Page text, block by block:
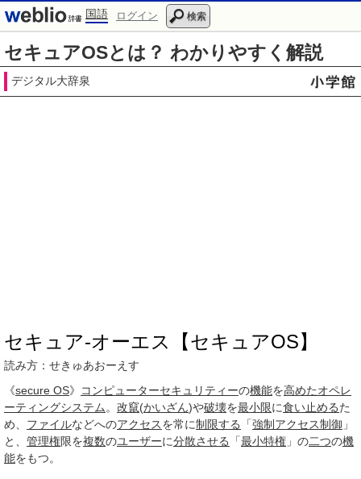
国語 ログイン 検索
セキュアOSとは？ わかりやすく解説
デジタル大辞泉
セキュア‐オーエス【セキュアOS】
読み方：せきゅあおーえす
《secure OS》 コンピューターセキュリティーの機能を高めたオペレ
ーティングシステム 。 改竄(かいざん)や破壊を最小限に食い止めるた
め、 ファイルなどへのアクセスを常に制限する 「強制アクセス制御 」
と、 管理権限を複数のユーザーに分散させる 「最小特権 」の二つの機
能をもつ。